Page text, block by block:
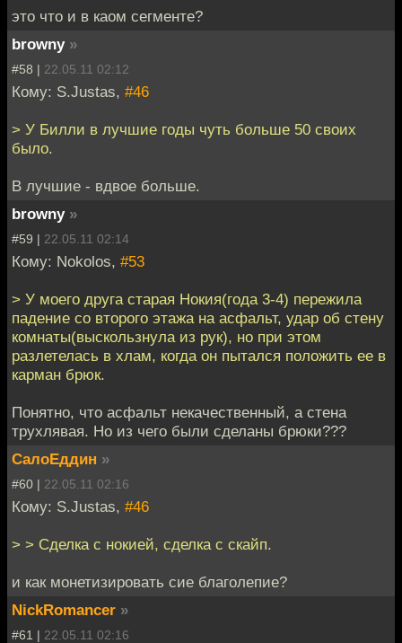
это что и в каом сегменте?
browny »
#58 | 22.05.11 02:12
Кому: S.Justas, #46
> У Билли в лучшие годы чуть больше 50 своих
было.
В лучшие - вдвое больше.
browny »
#59 | 22.05.11 02:14
Кому: Nokolos, #53
> У моего друга старая Нокия(года 3-4) пережила
падение со второго этажа на асфальт, удар об стену
комнаты(выскользнула из рук), но при этом
разлетелась в хлам, когда он пытался положить ее в
карман брюк.
Понятно, что асфальт некачественный, а стена
трухлявая. Но из чего были сделаны брюки???
СалоЕддин »
#60 | 22.05.11 02:16
Кому: S.Justas, #46
> > Сделка с нокией, сделка с скайп.
и как монетизировать сие благолепие?
NickRomancer »
#61 | 22.05.11 02:16